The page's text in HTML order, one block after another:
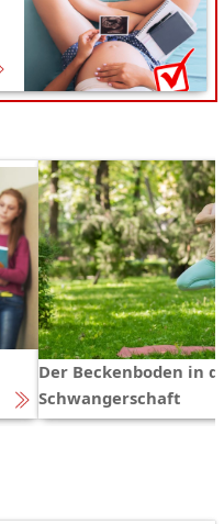
Der Beckenboden in
Schwangerschaft